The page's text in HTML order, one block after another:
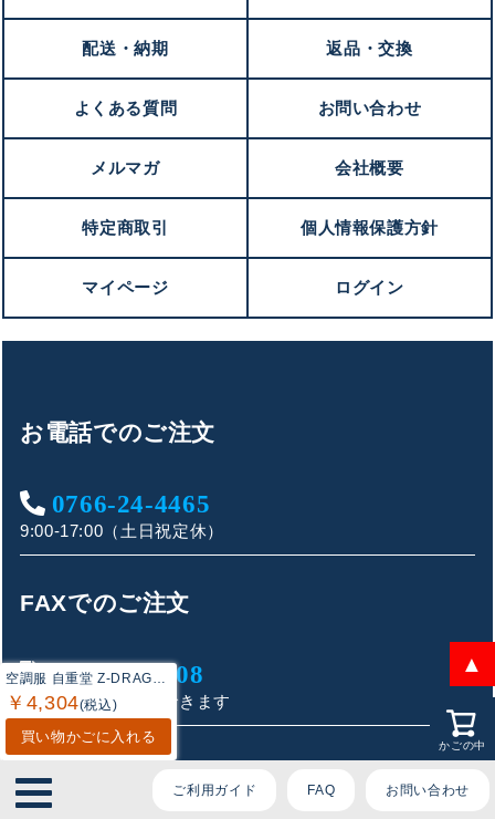
ご利用ガイド FAQ お問い合わせ
キンショウお問い合わせサポート
こんにちは！
お買い物やお問い合わせ相談のサポートをさせていただい
👕 おすすめ上下セットは？
🛒 購入後によくあるご質問
配送・納期 返品・交換
よくある質問 お問い合わせ
メルマガ 会社概要
特定商取引 個人情報保護方針
マイページ ログイン
お電話でのご注文
0766-24-4465
9:00-17:00（土日祝定休）
FAXでのご注文
0766-21-4908
FAX注文シートDLできます
メールでのご注文
▲
かごの中
空調服 自重堂 Z-DRAGON 作業服 74260 空調服半袖ブルゾン（フード付） EL 作業着 春夏用 熱中症 レジャー アウトドア スポーツ
￥4,304(税込)
買い物かごに入れる